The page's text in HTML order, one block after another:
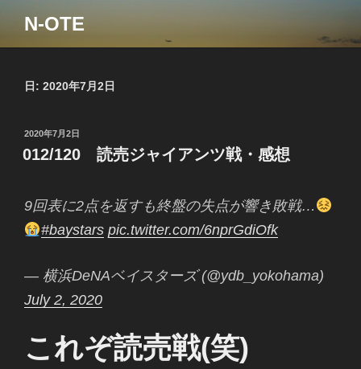
テ
N-OTE
日: 2020年7月2日
投
稿
日:
2020年7月2日
012/120 読売ジャイアンツ戦・感想
9回表に2点を返すも終盤の失点が響き敗戦…
#baystars pic.twitter.com/6nprGdiOfk
— 横浜DeNAベイスターズ (@ydb_yokohama)
July 2, 2020
これぞ読売戦(笑)